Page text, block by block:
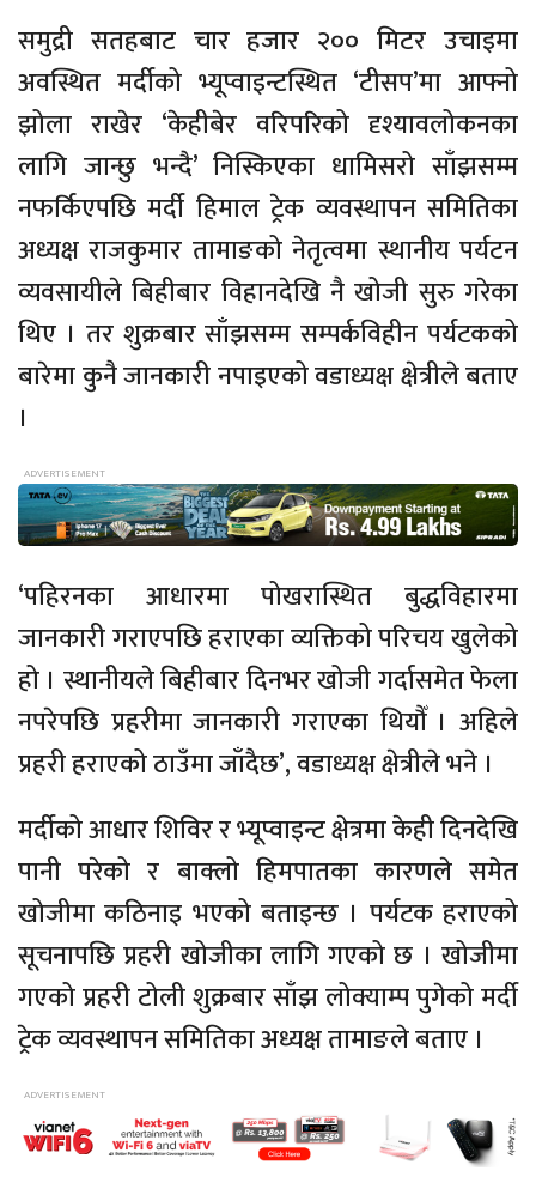
समुद्री सतहबाट चार हजार २०० मिटर उचाइमा
अवस्थित मर्दीको भ्यूप्वाइन्टस्थित ‘टीसप’मा आफ्नो
झोला राखेर ‘केहीबेर वरिपरिको दृश्यावलोकनका
लागि जान्छु भन्दै’ निस्किएका धामिसरो साँझसम्म
नफर्किएपछि मर्दी हिमाल ट्रेक व्यवस्थापन समितिका
अध्यक्ष राजकुमार तामाङको नेतृत्वमा स्थानीय पर्यटन
व्यवसायीले बिहीबार विहानदेखि नै खोजी सुरु गरेका
थिए । तर शुक्रबार साँझसम्म सम्पर्कविहीन पर्यटकको
बारेमा कुनै जानकारी नपाइएको वडाध्यक्ष क्षेत्रीले बताए
।
‘पहिरनका आधारमा पोखरास्थित बुद्धविहारमा
जानकारी गराएपछि हराएका व्यक्तिको परिचय खुलेको
हो । स्थानीयले बिहीबार दिनभर खोजी गर्दासमेत फेला
नपरेपछि प्रहरीमा जानकारी गराएका थियौँ । अहिले
प्रहरी हराएको ठाउँमा जाँदैछ’, वडाध्यक्ष क्षेत्रीले भने ।
मर्दीको आधार शिविर र भ्यूप्वाइन्ट क्षेत्रमा केही दिनदेखि
पानी परेको र बाक्लो हिमपातका कारणले समेत
खोजीमा कठिनाइ भएको बताइन्छ । पर्यटक हराएको
सूचनापछि प्रहरी खोजीका लागि गएको छ । खोजीमा
गएको प्रहरी टोली शुक्रबार साँझ लोक्याम्प पुगेको मर्दी
ट्रेक व्यवस्थापन समितिका अध्यक्ष तामाङले बताए ।